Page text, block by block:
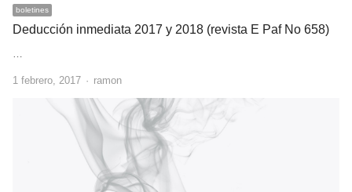
boletines
Deducción inmediata 2017 y 2018 (revista E Paf No 658)
…
1 febrero, 2017 Author
ramon